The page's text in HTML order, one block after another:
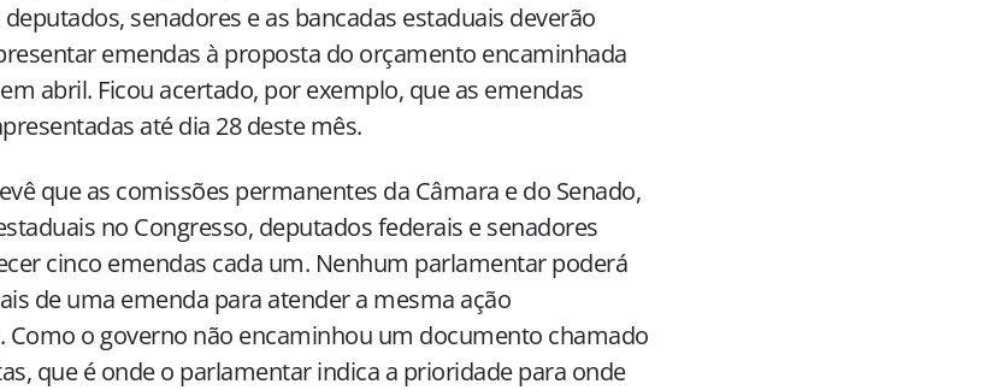
senadores e as bancadas estaduais deverão
emendas à proposta do orçamento encaminhada
em abril. Ficou acertado, por exemplo, que as emendas
até dia 28 deste mês.
que as comissões permanentes da Câmara e do Senado,
no Congresso, deputados federais e senadores
cinco emendas cada um. Nenhum parlamentar poderá
de uma emenda para atender a mesma ação
Como o governo não encaminhou um documento chamado
que é onde o parlamentar indica a prioridade para onde